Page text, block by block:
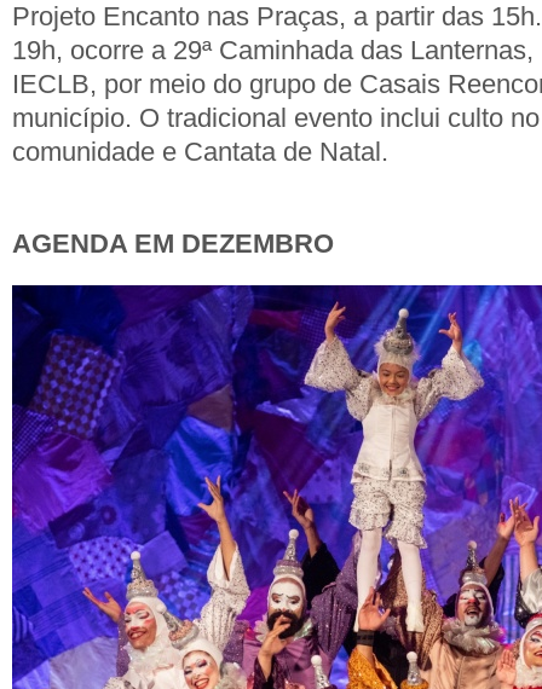
Projeto Encanto nas Praças, a partir das
19h, ocorre a 29ª Caminhada das
IECLB, por meio do grupo de Casais
município. O tradicional evento inclui culto
comunidade e Cantata de Natal.
AGENDA EM DEZEMBRO